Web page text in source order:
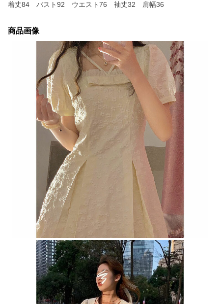
着丈84 バスト92 ウエスト76 袖丈32 肩幅36
商品画像